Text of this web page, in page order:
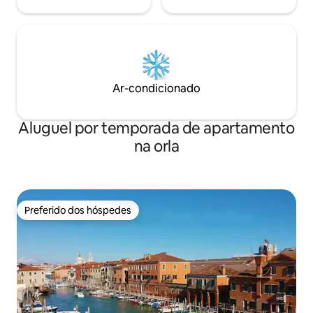
Ar-condicionado
Aluguel por temporada de apartamento
na orla
Preferido dos hóspedes
Preferido dos hóspedes